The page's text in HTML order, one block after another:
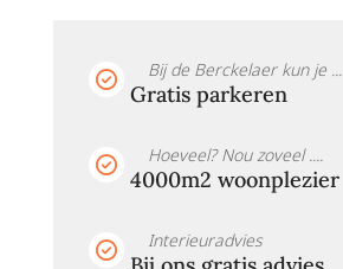
Bij de Berckelaer kun je ...
Gratis parkeren
Hoeveel? Nou zoveel ....
4000m2 woonplezier
Interieuradvies